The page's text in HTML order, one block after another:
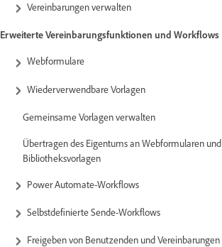
Vereinbarungen verwalten
Erweiterte Vereinbarungsfunktionen und Workflows
Webformulare
Wiederverwendbare Vorlagen
Gemeinsame Vorlagen verwalten
Übertragen des Eigentums an Webformularen und
Bibliotheksvorlagen
Power Automate-Workflows
Selbstdefinierte Sende-Workflows
Freigeben von Benutzenden und Vereinbarungen